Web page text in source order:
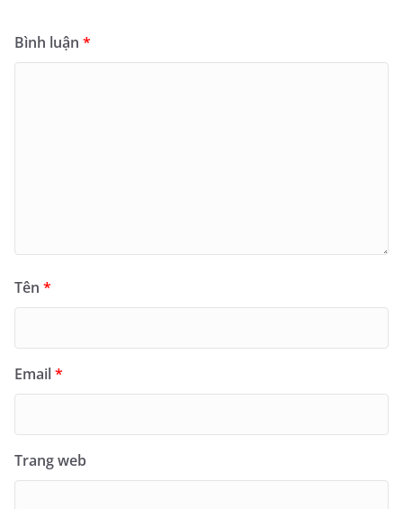
Bình luận *
Tên *
Email*
Trang web